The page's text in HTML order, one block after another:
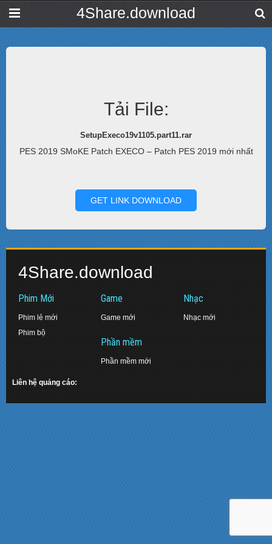
4Share.download
Tải File:
SetupExeco19v1105.part11.rar
PES 2019 SMoKE Patch EXECO – Patch PES 2019 mới nhất
GET LINK DOWNLOAD
4Share.download
Phim Mới
Phim lẻ mới
Phim bộ
Game
Game mới
Phần mềm
Phần mềm mới
Nhạc
Nhạc mới
Liên hệ quảng cáo: